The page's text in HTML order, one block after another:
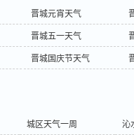
晋城元宵天气
晋城五一天气
晋城国庆节天气
城区天气一周 沁